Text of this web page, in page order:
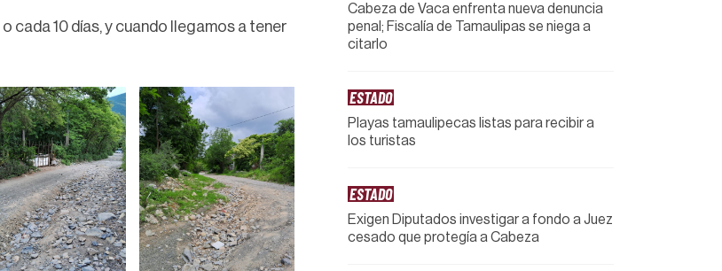
cada 10 días, y cuando llegamos a tener
Cabeza de Vaca enfrenta nueva denuncia
penal; Fiscalía de Tamaulipas se niega a
citarlo
ESTADO
Playas tamaulipecas listas para recibir a
los turistas
ESTADO
Exigen Diputados investigar a fondo a Juez
cesado que protegía a Cabeza